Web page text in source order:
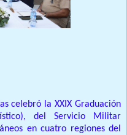
celebró la XXIX Graduación
del Servicio Militar
en cuatro regiones del